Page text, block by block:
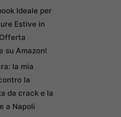
Ideale per
Estive in
su Amazon!
la mia
la
da crack e la
a Napoli